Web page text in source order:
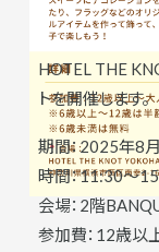
HOTEL THE KNOT YOKOHAMA で親子で楽しめるイベン
トを開催します。
期間：2025年8
時間：11:30～
会場：2階
参加費：12歳以